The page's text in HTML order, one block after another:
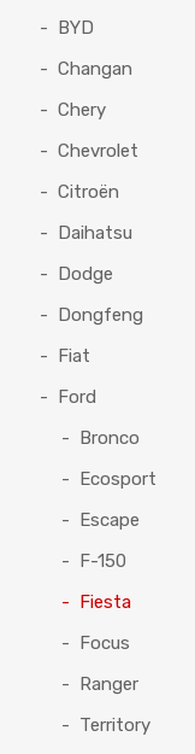
BYD
Changan
Chery
Chevrolet
Citroën
Daihatsu
Dodge
Dongfeng
Fiat
Ford
Bronco
Ecosport
Escape
F-150
Fiesta
Focus
Ranger
Territory